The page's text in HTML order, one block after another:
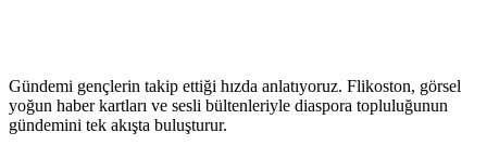
Gündemi gençlerin takip ettiği hızda anlatıyoruz. Flikoston, görsel
yoğun haber kartları ve sesli bültenleriyle diaspora topluluğunun
gündemini tek akışta buluşturur.